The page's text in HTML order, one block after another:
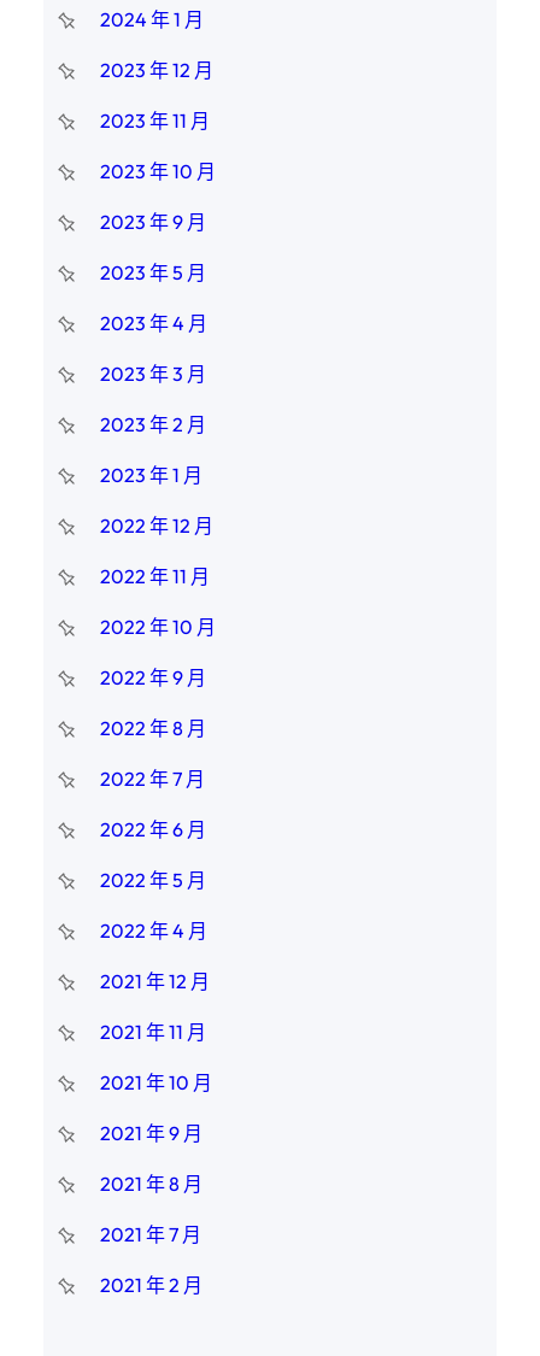
2024 年 1 月
2023 年 12 月
2023 年 11 月
2023 年 10 月
2023 年 9 月
2023 年 5 月
2023 年 4 月
2023 年 3 月
2023 年 2 月
2023 年 1 月
2022 年 12 月
2022 年 11 月
2022 年 10 月
2022 年 9 月
2022 年 8 月
2022 年 7 月
2022 年 6 月
2022 年 5 月
2022 年 4 月
2021 年 12 月
2021 年 11 月
2021 年 10 月
2021 年 9 月
2021 年 8 月
2021 年 7 月
2021 年 2 月